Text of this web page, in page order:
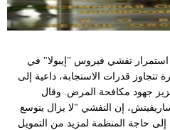
وتغذية
وسفر
أخبار
تفشي فيروس "إيبولا" في
تتجاوز قدرات الاستجابة، داعية إلى
جهود مكافحة المرض. وقال
إن التفشي "لا يزال يتوسع
إلى حاجة المنظمة لمزيد من التمويل